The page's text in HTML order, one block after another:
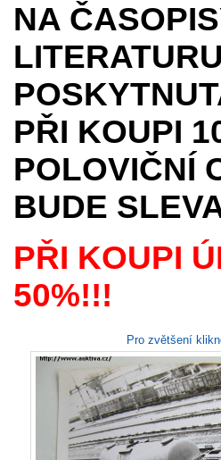
NA
PŘI KOUPI
POLOVIČNÍ
BUDE
PŘI KOUPI
50%!!!
Pro zvětšení